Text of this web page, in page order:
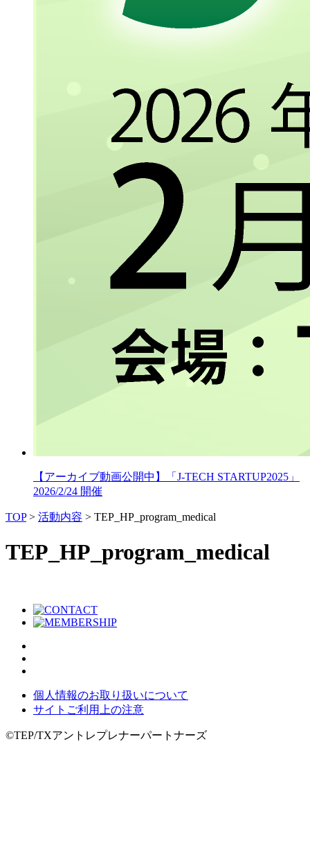
【アーカイブ動画公開中】「J-TECH STARTUP2025」
2026/2/24 開催
TOP> 活動内容 > TEP_HP_program_medical
TEP_HP_program_medical
個人情報のお取り扱いについて
サイトご利用上の注意
©TEP/TXアントレプレナーパートナーズ